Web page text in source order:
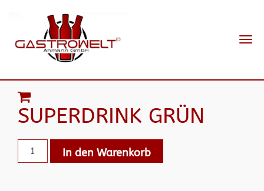
SUPERDRINK GRÜN
In den Warenkorb